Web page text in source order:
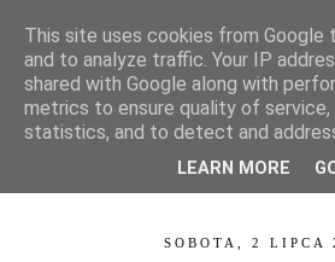
SOBOTA, 2 LIPCA
This site uses cookies from Google
and to analyze traffic. Your IP
shared with Google along with
metrics to ensure quality of service,
statistics, and to detect and
LEARN MORE